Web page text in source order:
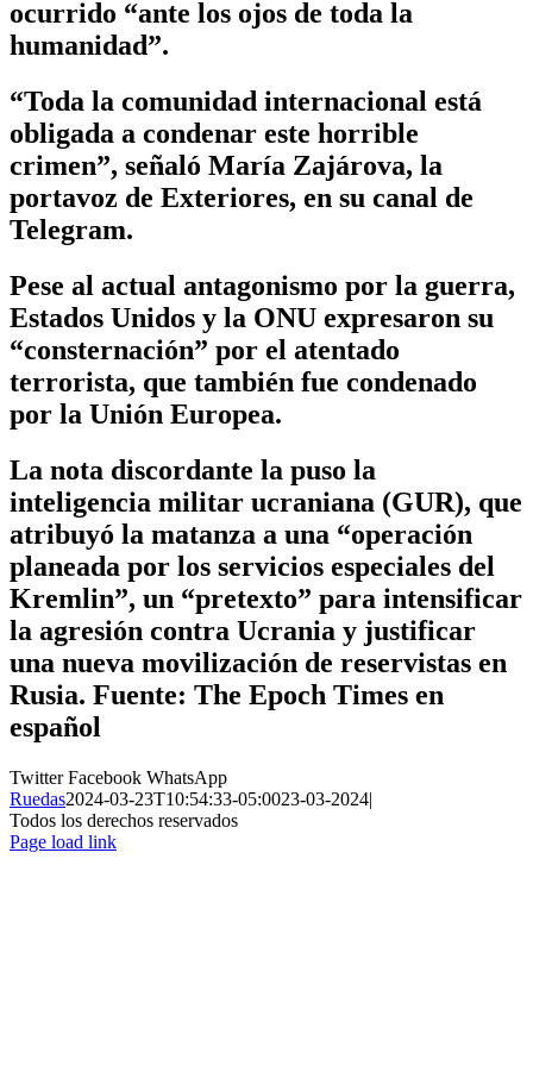
ocurrido “ante los ojos de toda la
humanidad”.
“Toda la comunidad internacional está
obligada a condenar este horrible
crimen”, señaló María Zajárova, la
portavoz de Exteriores, en su canal de
Telegram.
Pese al actual antagonismo por la guerra,
Estados Unidos y la ONU expresaron su
“consternación” por el atentado
terrorista, que también fue condenado
por la Unión Europea.
La nota discordante la puso la
inteligencia militar ucraniana (GUR), que
atribuyó la matanza a una “operación
planeada por los servicios especiales del
Kremlin”, un “pretexto” para intensificar
la agresión contra Ucrania y justificar
una nueva movilización de reservistas en
Rusia. Fuente: The Epoch Times en
español
TwitterFacebook WhatsApp
Ruedas2024-03-23T10:54:33-05:0023-03-2024|
Todos los derechos reservados
Page load link